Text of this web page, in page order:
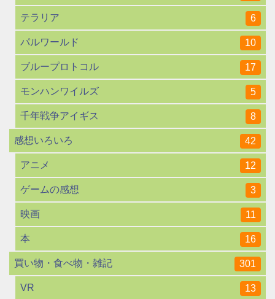
テラリア 6
パルワールド 10
ブループロトコル 17
モンハンワイルズ 5
千年戦争アイギス 8
感想いろいろ 42
アニメ 12
ゲームの感想 3
映画 11
本 16
買い物・食べ物・雑記 301
VR 13